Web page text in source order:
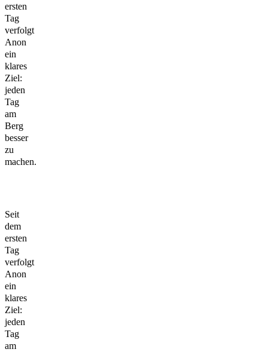
ersten
Tag
verfolgt
Anon
ein
klares
Ziel:
jeden
Tag
am
Berg
besser
zu
machen.
Seit
dem
ersten
Tag
verfolgt
Anon
ein
klares
Ziel:
jeden
Tag
am